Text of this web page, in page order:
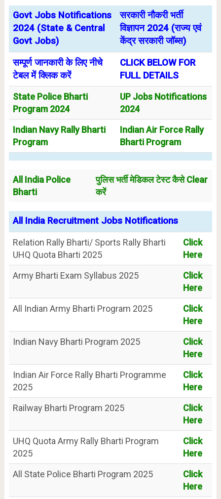
Govt Jobs Notifications
2024 (State & Central
Govt Jobs)
सरकारी नौकरी भर्ती
विज्ञापन 2024 (राज्य एवं
केंद्र सरकारी जॉब्स)
सम्पूर्ण जानकारी के लिए नीचे
टेबल में क्लिक करें
CLICK BELOW FOR
FULL DETAILS
State Police Bharti
Program 2024
UP Jobs Notifications
2024
Indian Navy Rally Bharti
Program
Indian Air Force Rally
Bharti Program
All India Police
Bharti
पुलिस भर्ती मेडिकल टेस्ट कैसे Clear
करें
All India Recruitment Jobs Notifications
Relation Rally Bharti/ Sports Rally Bharti
UHQ Quota Bharti 2025
Click
Here
Army Bharti Exam Syllabus 2025
Click
Here
All Indian Army Bharti Program 2025
Click
Here
Indian Navy Bharti Program 2025
Click
Here
Indian Air Force Rally Bharti Programme
2025
Click
Here
Railway Bharti Program 2025
Click
Here
UHQ Quota Army Rally Bharti Program
2025
Click
Here
All State Police Bharti Program 2025
Click
Here